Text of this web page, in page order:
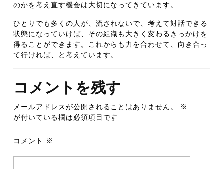
のかを考え直す機会は大切になってきています。
ひとりでも多くの人が、流されないで、考えて対話できる
状態になっていけば、その組織も大きく変わるきっかけを
得ることができます。これからも力を合わせて、向き合っ
て行ければ、と考えています。
コメントを残す
メールアドレスが公開されることはありません。
※
が付いている欄は必須項目です
コメント ※